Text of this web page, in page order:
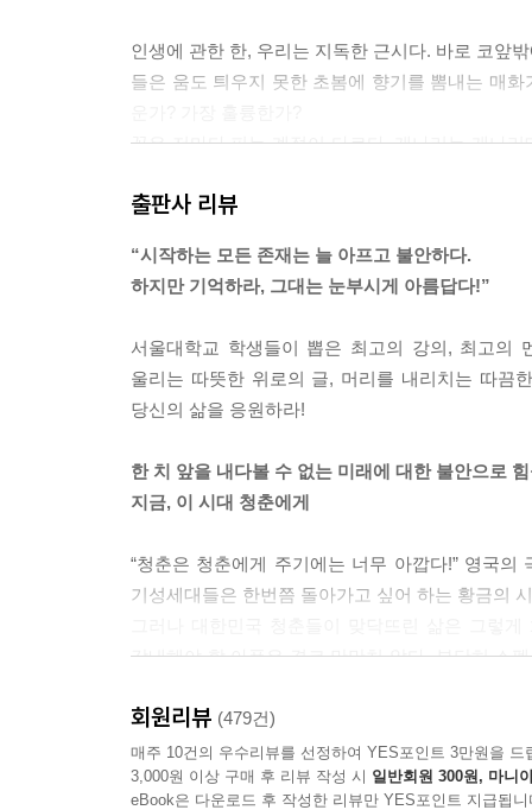
인생에 관한 한, 우리는 지독한 근시다. 바로 코앞
들은 움도 틔우지 못한 초봄에 향기를 뽐내는 매
꽃은 저마다 피는 계절이 다르다. 개나리는 개나
그대, 좌절했는가? 친구들은 승승장구하고 있는
것이다. 그러므로 고개를 들라. 그대의 계절을 준
근히 즐기고 있다면 대신 힘들다고 말하지 마. 몸
든 오늘 해. 지금 하지 않는다면, 그건 네가 아직
독한 슬픔과 슬럼프 속에서라도, 여전히 너는 너
그대는 지금 어느 마른 우물 안에서 외줄을 잡고
포기가 항상 비겁한 것은 아니다. 실낱 같이 부여
그대는 젊지 않은가? 그 어떤 추락의 상처도 추스
0대는 사람을 배우고, 사회를 배우고, 그리고 인생
에 뛰어들었으면 좋겠어. 이것저것 가리지 않고
하는지, 확신이 서지 않더라도 다양한 도전을 계
출판사 리뷰
“시작하는 모든 존재는 늘 아프고 불안하다.
하지만 기억하라, 그대는 눈부시게 아름답다!”
서울대학교 학생들이 뽑은 최고의 강의, 최고의
울리는 따뜻한 위로의 글, 머리를 내리치는 따끔
당신의 삶을 응원하라!
한 치 앞을 내다볼 수 없는 미래에 대한 불안으로
지금, 이 시대 청춘에게
“청춘은 청춘에게 주기에는 너무 아깝다!” 영국
기성세대들은 한번쯤 돌아가고 싶어 하는 황금의
감내해야 할 아픔은 결코 만만치 않다. 부단히 스
자신에 대한 성찰의 기회도, 세상을 탐험할 기회
나태를 오가며 황금 같은 시간을 흘려보내고 있
북돋아줄 멘토가 없다는 사실이다.
회원리뷰 (479건)
매주 10건의 우수리뷰를 선정하여 YES포인트 3만원을 드
3,000원 이상 구매 후 리뷰 작성 시 일반회원 300원, 마니
eBook은 다운로드 후 작성한 리뷰만 YES포인트 지급됩니